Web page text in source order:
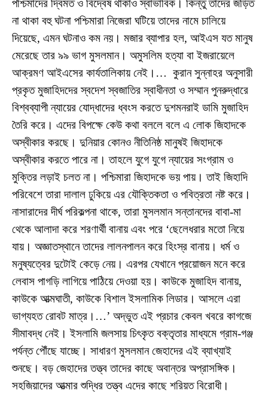
পশ্চিমাদের দ্বিমত ও বিদ্বেষ থাকাও স্বাভাবিক। কিন্তু তাদের জড়িত
না থাকা বহু ঘটনা পশ্চিমারা নিজেরা ঘটিয়ে তাদের নামে চালিয়ে
দিয়েছে, এমন ঘটনাও কম নয়। মজার ব্যাপার হল, আইএস যত মানুষ
মেরেছে তার ৯৯ ভাগ মুসলমান। অমুসলিম হত্যা বা ইজরায়েলে
আক্রমণ আইএসের কার্যতালিকায় নেই।… কুরান সুন্নাহর অনুসারী
প্রকৃত মুজাহিদদের স্বদেশ স্বজাতির স্বাধীনতা ও সম্মান পুনরুদ্ধারে
বিশ্বব্যাপী ন্যায়ের যোদ্ধাদের ধ্বংস করতে দুশমনরাই ডামি মুজাহিদ
তৈরি করে। এদের বিপক্ষে কেউ কথা বললে বলে এ লোক জিহাদকে
অস্বীকার করছে। দুনিয়ার কোনও নীতিনিষ্ঠ মানুষই জিহাদকে
অস্বীকার করতে পারে না। তাহলে যুগে যুগে ন্যায়ের সংগ্রাম ও
মুক্তির লড়াই চলত না। পশ্চিমারা জিহাদকে ভয় পায়। তাই জিহাদি
পরিবেশে তারা দালাল ঢুকিয়ে এর যৌক্তিকতা ও পবিত্রতা নষ্ট করে।
নাসারাদের দীর্ঘ পরিকল্পনা থাকে, তারা মুসলমান সন্তানদের বাবা-মা
থেকে আলাদা করে শরণার্থী বানায় এবং পরে ‘ছেলেধরার মতো নিয়ে
যায়। অজ্ঞাতস্থানে তাদের লালনপালন করে হিংস্র বানায়। ধর্ম ও
মনুষ্যত্বের দুটোই কেড়ে নেয়। এরপর যেখানে প্রয়োজন মনে করে
লেবাস পাগড়ি লাগিয়ে পাঠিয়ে দেওয়া হয়। কাউকে মুজাহিদ বানায়,
কাউকে আত্মঘাতী, কাউকে বিশাল ইসলামিক লিডার। আসলে এরা
ভাগ্যহত রোবট মাত্র।…’ অদ্ভুত এই প্রচার কেবল খবরে কাগজে
সীমাবদ্ধ নেই। ইসলামি জলসায় চিৎকৃত বক্তৃতার মাধ্যমে গ্রাম-গঞ্জ
পর্যন্ত পৌঁছে যাচ্ছে। সাধারণ মুসলমান জেহাদের এই ব্যাখ্যাই
শুনছে। বড় জেহাদের তত্ত্ব তাদের কাছে অবান্তর অপ্রাসঙ্গিক।
সহজিয়াদের আত্মার শুদ্ধির তত্ত্ব এদের কাছে শরিয়ত বিরোধী।